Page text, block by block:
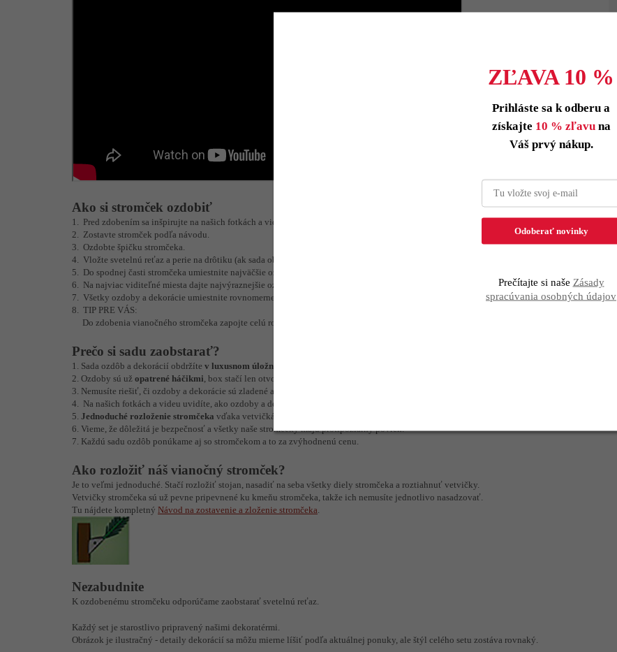
Ako si stromček ozdobiť
1. Pred zdobením sa inšpirujte na našich fotkách a videu, ako sú jednotlivé ozdoby umiestnené.
2. Zostavte stromček podľa návodu.
3. Ozdobte špičku stromčeka.
4. Vložte svetelnú reťaz a perie na drôtiku (ak sada obsahuje).
5. Do spodnej časti stromčeka umiestnite najväčšie ozdoby. Do hornej časti menšie ozdoby.
6. Na najviac viditeľné miesta dajte najvýraznejšie ozdoby a dekorácie.
7. Všetky ozdoby a dekorácie umiestnite rovnomerne.
8. TIP PRE VÁS:
Do zdobenia vianočného stromčeka zapojte celú rodinu a hlavne deti. Užijete si spoločne krásne chvíle.
Prečo si sadu zaobstarať?
1. Sada ozdôb a dekorácií obdržíte v luxusnom úložnom boxe
2. Ozdoby sú už opatrené háčikmi , box stačí len otvoriť a začať zdobiť.
3. Nemusíte riešiť, či ozdoby a dekorácie sú zladené a pristanú Vášmu stromčeku.
4. Na našich fotkách a videu uvidíte, ako ozdoby a dekorácie vyzerajú priamo na stromčeku.
5. Jednoduché rozloženie stromčeka vďaka vetvičkám, ktoré sú pripevnené ku kmeňu stromčeka.
6. Vieme, že dôležitá je bezpečnosť a všetky naše stromčeky majú protipožiarny povrch.
7. Každú sadu ozdôb ponúkame aj so stromčekom a to za zvýhodnenú cenu.
Ako rozložiť náš vianočný stromček?
Je to veľmi jednoduché. Stačí rozložiť stojan, nasadiť na seba všetky diely stromčeka a roztiahnuť vetvičky.
Vetvičky stromčeka sú už pevne pripevnené ku kmeňu stromčeka, takže ich nemusíte jednotlivo nasadzovať.
Tu nájdete kompletný Návod na zostavenie a zloženie stromčeka
Nezabudnite
K ozdobenému stromčeku odporúčame zaobstarať svetelnú reťaz.
Každý set je starostlivo pripravený našimi dekoratérmi.
Obrázok je ilustračný - detaily dekorácií sa môžu mierne líšiť podľa aktuálnej ponuky, ale štýl celého setu zostáva rovnaký.
ZĽAVA 10 %
Prihláste sa k odberu a
získajte 10 % zľavuna
Váš prvý nákup.
Odoberať novinky
Prečítajte si naše Zásady
spracúvania osobných údajov